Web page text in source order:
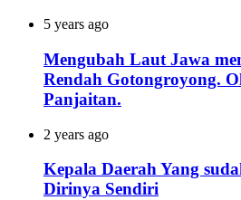
5 years ago
Mengubah Laut Jawa
Rendah Gotongroyong.
Panjaitan.
2 years ago
Kepala Daerah Yang
Dirinya Sendiri